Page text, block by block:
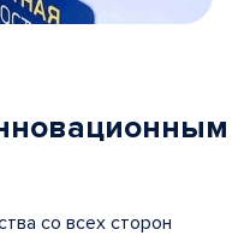
со всех сторон